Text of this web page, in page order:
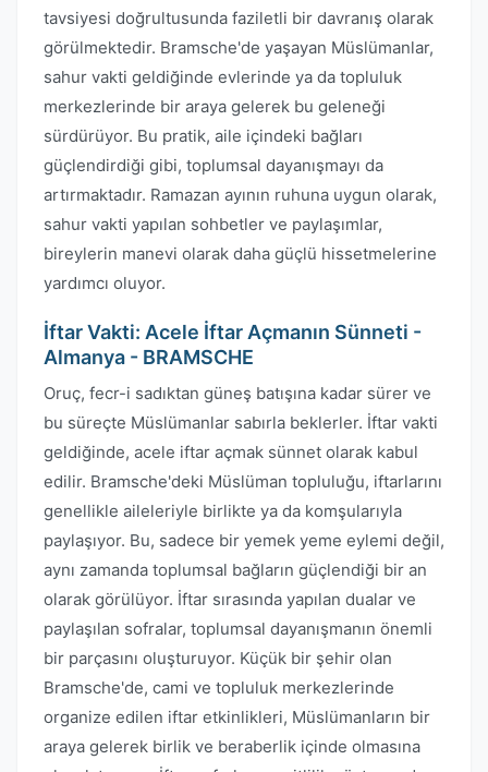
tavsiyesi doğrultusunda faziletli bir davranış olarak
görülmektedir. Bramsche'de yaşayan Müslümanlar,
sahur vakti geldiğinde evlerinde ya da topluluk
merkezlerinde bir araya gelerek bu geleneği
sürdürüyor. Bu pratik, aile içindeki bağları
güçlendirdiği gibi, toplumsal dayanışmayı da
artırmaktadır. Ramazan ayının ruhuna uygun olarak,
sahur vakti yapılan sohbetler ve paylaşımlar,
bireylerin manevi olarak daha güçlü hissetmelerine
yardımcı oluyor.
İftar Vakti: Acele İftar Açmanın Sünneti -
Almanya - BRAMSCHE
Oruç, fecr-i sadıktan güneş batışına kadar sürer ve
bu süreçte Müslümanlar sabırla beklerler. İftar vakti
geldiğinde, acele iftar açmak sünnet olarak kabul
edilir. Bramsche'deki Müslüman topluluğu, iftarlarını
genellikle aileleriyle birlikte ya da komşularıyla
paylaşıyor. Bu, sadece bir yemek yeme eylemi değil,
aynı zamanda toplumsal bağların güçlendiği bir an
olarak görülüyor. İftar sırasında yapılan dualar ve
paylaşılan sofralar, toplumsal dayanışmanın önemli
bir parçasını oluşturuyor. Küçük bir şehir olan
Bramsche'de, cami ve topluluk merkezlerinde
organize edilen iftar etkinlikleri, Müslümanların bir
araya gelerek birlik ve beraberlik içinde olmasına